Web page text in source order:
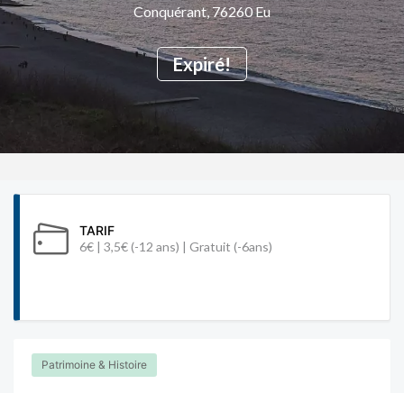
Expiré!
Conquérant, 76260 Eu
TARIF
6€ | 3,5€ (-12 ans) | Gratuit (-6ans)
Patrimoine & Histoire